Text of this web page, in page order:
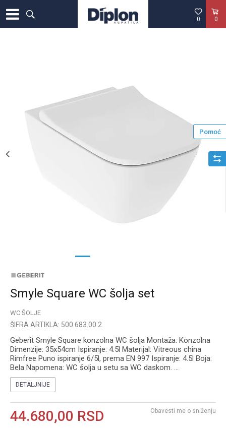
0
0
1
Smyle Square WC šolja set
WC ŠOLJE
ŠIFRA ARTIKLA: 500.683.00.2
Geberit Smyle Square konzolna WC šolja Montaža: Konzolna
Dimenzije: 35x54cm Ispiranje: 4.5l Materijal: Vitreous china
Rimfree Puno ispiranje 6/5l, prema EN 997 Ispiranje: 4.5l Boja:
Bela Napomena: WC šolja u setu sa WC daskom. ...
DETALJNIJE
44.680,00 RSD Obavesti me o sniženju
Pomoć